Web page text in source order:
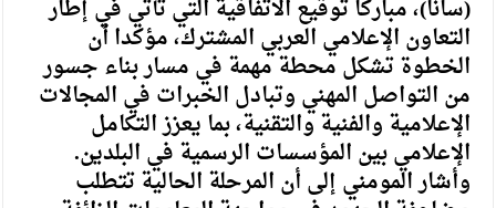
(سانا)، مباركا توقيع الاتفاقية التي تأتي في إطار
التعاون الإعلامي العربي المشترك، مؤكدا أن
الخطوة تشكل محطة مهمة في مسار بناء جسور
من التواصل المهني وتبادل الخبرات في المجالات
الإعلامية والفنية والتقنية، بما يعزز التكامل
الإعلامي بين المؤسسات الرسمية في البلدين.
وأشار المومني إلى أن المرحلة الحالية تتطلب